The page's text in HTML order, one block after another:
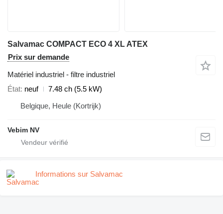
Salvamac COMPACT ECO 4 XL ATEX
Prix sur demande
Matériel industriel - filtre industriel
État neuf
7.48 ch (5.5 kW)
Belgique, Heule (Kortrijk)
Vebim NV
Informations sur Salvamac